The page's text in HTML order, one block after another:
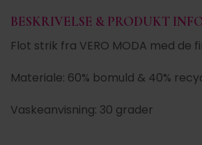
BESKRIVELSE & PRODUKT
Flot strik fra VERO MODA med de
Materiale: 60% bomuld & 40%
Vaskeanvisning: 30 grader